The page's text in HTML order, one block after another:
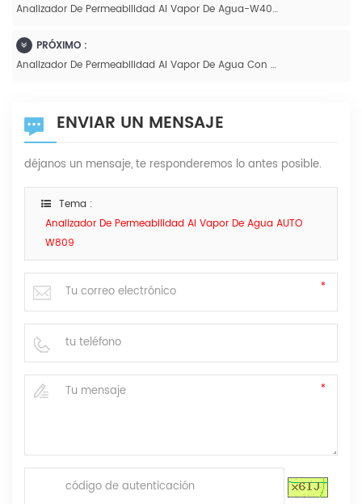
Analizador De Permeabilidad Al Vapor De Agua-W405 L
PRÓXIMO :
Analizador De Permeabilidad Al Vapor De Agua Con Método Infrarrojo W401L
ENVIAR UN MENSAJE
déjanos un mensaje, te responderemos lo antes posible.
Tema :
Analizador De Permeabilidad Al Vapor De Agua AUTO
W809